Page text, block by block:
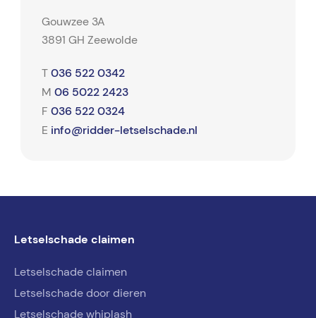
Gouwzee 3A
3891 GH Zeewolde
T 036 522 0342
M 06 5022 2423
F 036 522 0324
E info@ridder-letselschade.nl
Letselschade claimen
Letselschade claimen
Letselschade door dieren
Letselschade whiplash